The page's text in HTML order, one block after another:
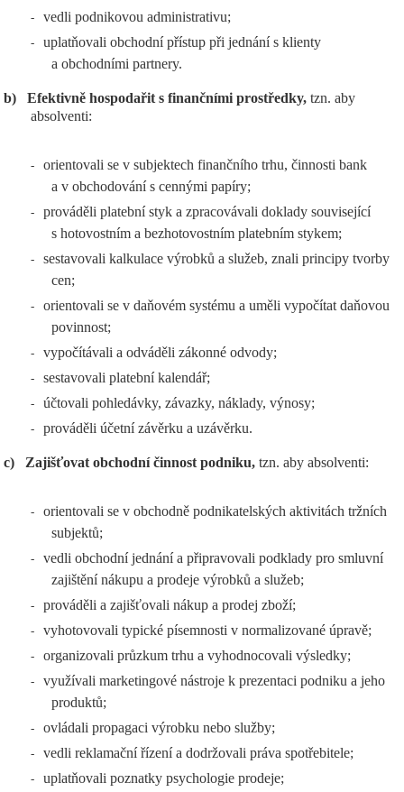
- vedli podnikovou administrativu;
-
uplatňovali obchodní přístup při jednání s klienty
a obchodními partnery.
b) Efektivně hospodařit s finančními prostředky, tzn. aby
absolventi:
-
orientovali se v subjektech finančního trhu, činnosti bank
a v obchodování s cennými papíry;
-
prováděli platební styk a zpracovávali doklady související
s hotovostním a bezhotovostním platebním stykem;
-
sestavovali kalkulace výrobků a služeb, znali principy tvorby
cen;
-
orientovali se v daňovém systému a uměli vypočítat daňovou
povinnost;
- vypočítávali a odváděli zákonné odvody;
- sestavovali platební kalendář;
- účtovali pohledávky, závazky, náklady, výnosy;
- prováděli účetní závěrku a uzávěrku.
c) Zajišťovat obchodní činnost podniku, tzn. aby absolventi:
-
orientovali se v obchodně podnikatelských aktivitách tržních
subjektů;
-
vedli obchodní jednání a připravovali podklady pro smluvní
zajištění nákupu a prodeje výrobků a služeb;
- prováděli a zajišťovali nákup a prodej zboží;
- vyhotovovali typické písemnosti v normalizované úpravě;
- organizovali průzkum trhu a vyhodnocovali výsledky;
-
využívali marketingové nástroje k prezentaci podniku a jeho
produktů;
- ovládali propagaci výrobku nebo služby;
- vedli reklamační řízení a dodržovali práva spotřebitele;
- uplatňovali poznatky psychologie prodeje;